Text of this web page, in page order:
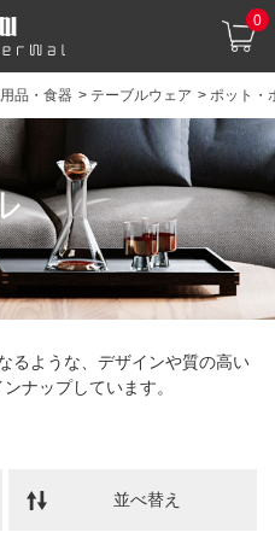
0
品・食器 > テーブルウェア > ポット・
るような、デザインや質の高い
ナップしています。
並べ替え